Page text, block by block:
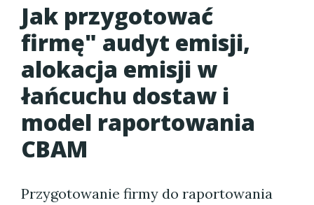
Jak przygotować
firmę" audyt emisji,
alokacja emisji w
łańcuchu dostaw i
model raportowania
CBAM
Przygotowanie firmy do raportowania